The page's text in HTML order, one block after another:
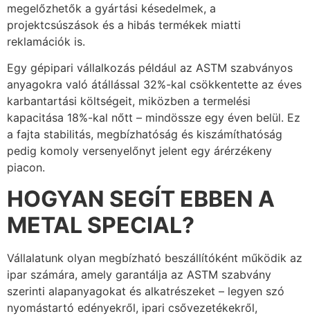
megelőzhetők a gyártási késedelmek, a
projektcsúszások és a hibás termékek miatti
reklamációk is.
Egy gépipari vállalkozás például az ASTM szabványos
anyagokra való átállással 32%-kal csökkentette az éves
karbantartási költségeit, miközben a termelési
kapacitása 18%-kal nőtt – mindössze egy éven belül. Ez
a fajta stabilitás, megbízhatóság és kiszámíthatóság
pedig komoly versenyelőnyt jelent egy árérzékeny
piacon.
HOGYAN SEGÍT EBBEN A
METAL SPECIAL?
Vállalatunk olyan megbízható beszállítóként működik az
ipar számára, amely garantálja az ASTM szabvány
szerinti alapanyagokat és alkatrészeket – legyen szó
nyomástartó edényekről, ipari csővezetékekről,